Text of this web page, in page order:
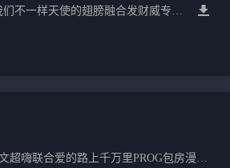
车震串烧糖豆豆我们不一样天使的翅膀融合发财威专属金边太空仓节奏
夜店必放电鼓HOUSE外文超嗨联合爱的路上千万里PROG包房漫步上头